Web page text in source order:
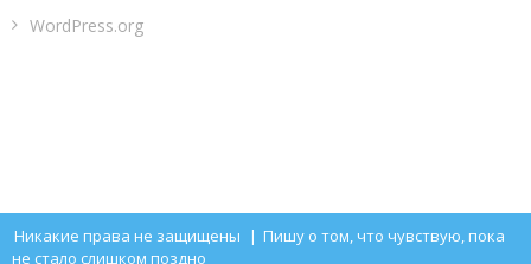
WordPress.org
Никакие права не защищены | Пишу о том, что чувствую, пока
не стало слишком поздно